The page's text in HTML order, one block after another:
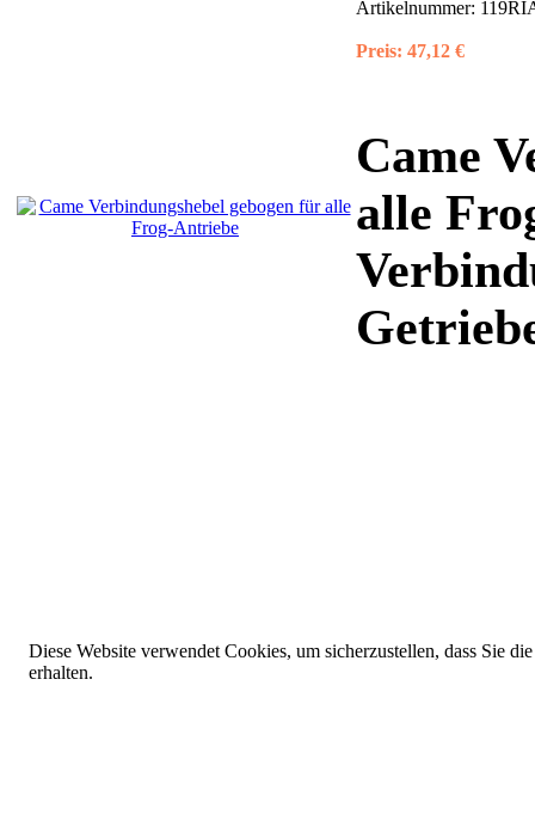
Artikelnummer:
Preis: 47,12 €
Came
alle
Diese Website verwendet Cookies, um sicherzustellen, dass Sie
erhalten.